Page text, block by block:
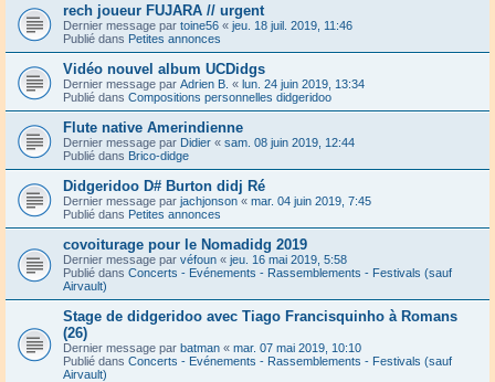
rech joueur FUJARA // urgent
Dernier message par toine56 « jeu. 18 juil. 2019, 11:46
Publié dans Petites annonces
Vidéo nouvel album UCDidgs
Dernier message par Adrien B. « lun. 24 juin 2019, 13:34
Publié dans Compositions personnelles didgeridoo
Flute native Amerindienne
Dernier message par Didier « sam. 08 juin 2019, 12:44
Publié dans Brico-didge
Didgeridoo D# Burton didj Ré
Dernier message par jachjonson « mar. 04 juin 2019, 7:45
Publié dans Petites annonces
covoiturage pour le Nomadidg 2019
Dernier message par véfoun « jeu. 16 mai 2019, 5:58
Publié dans Concerts - Evénements - Rassemblements - Festivals (sauf
Airvault)
Stage de didgeridoo avec Tiago Francisquinho à Romans
(26)
Dernier message par batman « mar. 07 mai 2019, 10:10
Publié dans Concerts - Evénements - Rassemblements - Festivals (sauf
Airvault)